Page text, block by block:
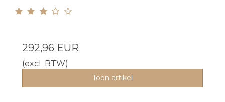
292,96 EUR
(excl. BTW)
Toon artikel